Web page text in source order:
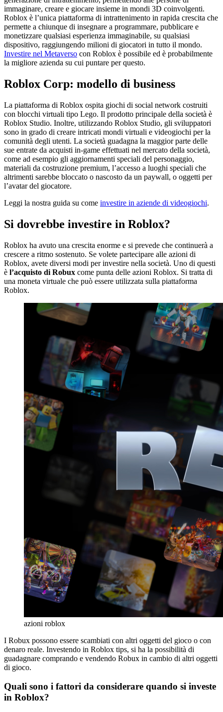
immaginare, creare e giocare insieme in mondi 3D coinvolgenti.
Roblox è l’unica piattaforma di intrattenimento in rapida crescita che
permette a chiunque di insegnare a programmare, pubblicare e
monetizzare qualsiasi esperienza immaginabile, su qualsiasi
dispositivo, raggiungendo milioni di giocatori in tutto il mondo.
Investire nel Metaverso con Roblox è possibile ed è probabilmente
la migliore azienda su cui puntare per questo.
Roblox Corp: modello di business
La piattaforma di Roblox ospita giochi di social network costruiti
con blocchi virtuali tipo Lego. Il prodotto principale della società è
Roblox Studio. Inoltre, utilizzando Roblox Studio, gli sviluppatori
sono in grado di creare intricati mondi virtuali e videogiochi per la
comunità degli utenti. La società guadagna la maggior parte delle
sue entrate da acquisti in-game effettuati nel mercato della società,
come ad esempio gli aggiornamenti speciali del personaggio,
materiali da costruzione premium, l’accesso a luoghi speciali che
altrimenti sarebbe bloccato o nascosto da un paywall, o oggetti per
l’avatar del giocatore.
Leggi la nostra guida su come investire in aziende di videogiochi.
Si dovrebbe investire in Roblox?
Roblox ha avuto una crescita enorme e si prevede che continuerà a
crescere a ritmo sostenuto. Se volete partecipare alle azioni di
Roblox, avete diversi modi per investire nella società. Uno di questi
è l’acquisto di Robux come punta delle azioni Roblox. Si tratta di
una moneta virtuale che può essere utilizzata sulla piattaforma
Roblox.
azioni roblox
I Robux possono essere scambiati con altri oggetti del gioco o con
denaro reale. Investendo in Roblox tips, si ha la possibilità di
guadagnare comprando e vendendo Robux in cambio di altri oggetti
di gioco.
Quali sono i fattori da considerare quando si investe
in Roblox?